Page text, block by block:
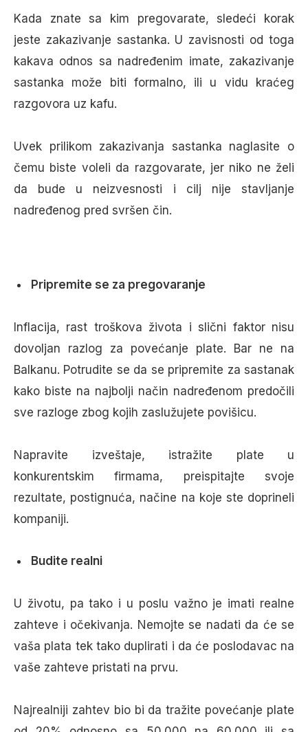
Kada znate sa kim pregovarate, sledeći korak
jeste zakazivanje sastanka. U zavisnosti od toga
kakava odnos sa nadređenim imate, zakazivanje
sastanka može biti formalno, ili u vidu kraćeg
razgovora uz kafu.
Uvek prilikom zakazivanja sastanka naglasite o
čemu biste voleli da razgovarate, jer niko ne želi
da bude u neizvesnosti i cilj nije stavljanje
nadređenog pred svršen čin.
Pripremite se za pregovaranje
Inflacija, rast troškova života i slični faktor nisu
dovoljan razlog za povećanje plate. Bar ne na
Balkanu. Potrudite se da se pripremite za sastanak
kako biste na najbolji način nadređenom predočili
sve razloge zbog kojih zaslužujete povišicu.
Napravite izveštaje, istražite plate u
konkurentskim firmama, preispitajte svoje
rezultate, postignuća, načine na koje ste doprineli
kompaniji.
Budite realni
U životu, pa tako i u poslu važno je imati realne
zahteve i očekivanja. Nemojte se nadati da će se
vaša plata tek tako duplirati i da će poslodavac na
vaše zahteve pristati na prvu.
Najrealniji zahtev bio bi da tražite povećanje plate